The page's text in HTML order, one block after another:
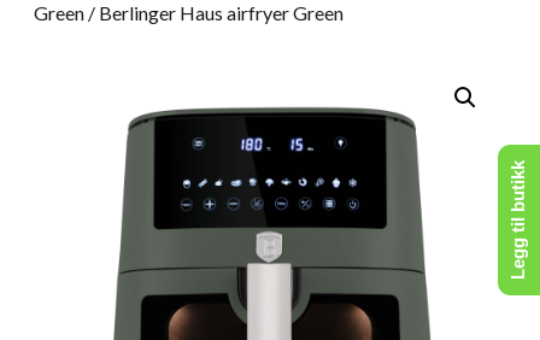
Green / Berlinger Haus airfryer Green
Legg til butikk